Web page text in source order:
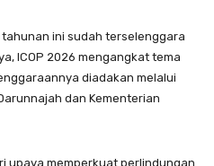
ini sudah terselenggara
ICOP 2026 mengangkat tema
diadakan melalui
dan Kementerian
upaya memperkuat perlindungan